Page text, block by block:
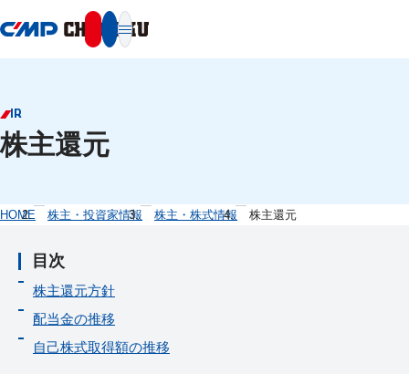
IR
株主還元
HOME 株主・投資家情報 株主・株式情報 株主還元
目次
株主還元方針
配当金の推移
自己株式取得額の推移